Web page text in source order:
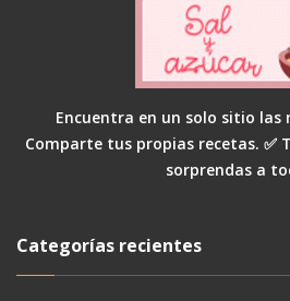
Encuentra en un solo sitio las
Comparte tus propias recetas. ✅
sorprendas a
Categorías recientes